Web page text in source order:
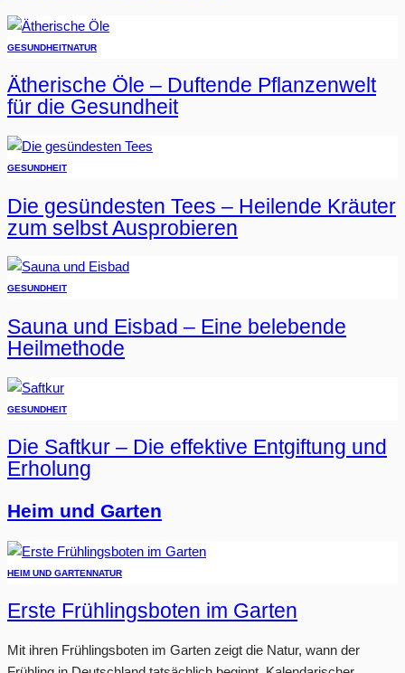
GESUNDHEITNATUR
Ätherische Öle – Duftende Pflanzenwelt
für die Gesundheit
GESUNDHEIT
Die gesündesten Tees – Heilende Kräuter
zum selbst Ausprobieren
GESUNDHEIT
Sauna und Eisbad – Eine belebende
Heilmethode
GESUNDHEIT
Die Saftkur – Die effektive Entgiftung und
Erholung
Heim und Garten
HEIM UND GARTENNATUR
Erste Frühlingsboten im Garten
Mit ihren Frühlingsboten im Garten zeigt die Natur, wann der